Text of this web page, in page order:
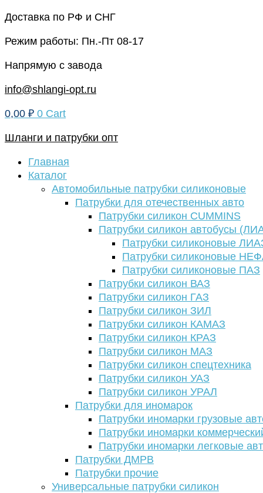
Перейти
содержимому
Доставка по РФ и СНГ
Режим работы: Пн.-Пт 08-17
Напрямую с завода
info@shlangi-opt.ru
0,00 ₽ 0 Cart
Шланги и патрубки опт
Главная
Каталог
Автомобильные патрубки силиконовые
Патрубки для отечественных авто
Патрубки силикон CUMMINS
Патрубки силикон автобусы
Патрубки силиконовые
Патрубки силиконовые
Патрубки силиконовые ПАЗ
Патрубки силикон ВАЗ
Патрубки силикон ГАЗ
Патрубки силикон ЗИЛ
Патрубки силикон КАМАЗ
Патрубки силикон КРАЗ
Патрубки силикон МАЗ
Патрубки силикон спецтехника
Патрубки силикон УАЗ
Патрубки силикон УРАЛ
Патрубки для иномарок
Патрубки иномарки грузовые
Патрубки иномарки
Патрубки иномарки легковые
Патрубки ДМРВ
Патрубки прочие
Универсальные патрубки силикон